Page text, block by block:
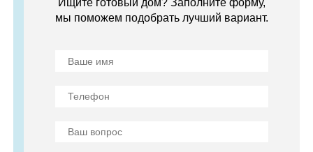
Ищите готовый дом? Заполните форму,
мы поможем подобрать лучший вариант.